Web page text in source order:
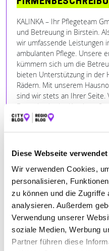
Diese Webseite
Wir verwenden Cookies,
personalisieren,
zu können und die Zugriffe
analysieren. Außerdem
Verwendung unserer
soziale Medien, Werbung
Partner führen diese
KALINKA – Ihr Pflegeteam
und Betreuung in Birstein.
wir umfassende Leistungen
ambulanten Pflege. Unsere
kümmern sich um die
bieten Unterstützung in der
Rädern. Mit unserem
sind wir stets an Ihrer Seite.
Expertise in der
Lebensqualität zu
mehr über unsere Leitbilder
BILDER